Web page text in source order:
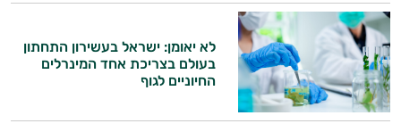
לא יאומן: ישראל בעשירון התחתון
בעולם בצריכת אחד המינרלים
החיוניים לגוף
היי,
אני יועץ הבריאות האישי AI של טבע בריא.
התשובות שלי מבוססות על מאגרי מידע קליניים
וספרות מקצועית בתחומי הרפואה הטבעית
ותזונת הספורט.